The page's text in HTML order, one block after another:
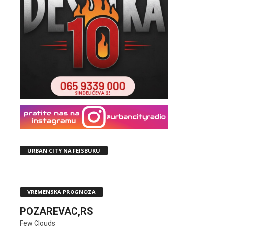
URBAN CITY NA FEJSBUKU
VREMENSKA PROGNOZA
POZAREVAC,RS
Few Clouds